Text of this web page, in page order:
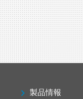
製品情報